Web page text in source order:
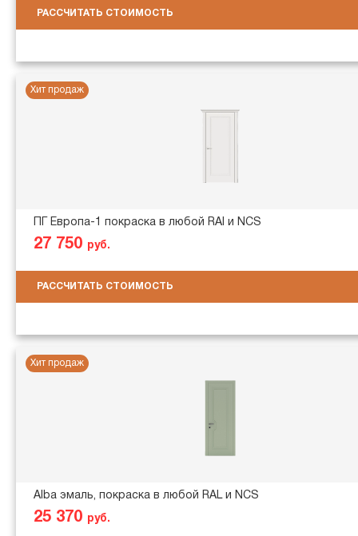
РАССЧИТАТЬ СТОИМОСТЬ
Хит продаж
ПГ Европа-1 покраска в любой RAl и NCS
27 750 руб.
РАССЧИТАТЬ СТОИМОСТЬ
Хит продаж
Alba эмаль, покраска в любой RAL и NCS
25 370 руб.